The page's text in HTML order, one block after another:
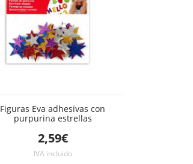
Figuras Eva adhesivas con
purpurina estrellas
2,59€
IVA incluido